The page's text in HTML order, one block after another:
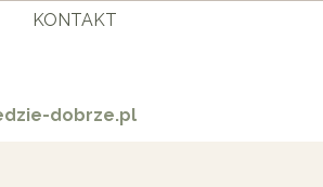
KONTAKT
dobrze.pl